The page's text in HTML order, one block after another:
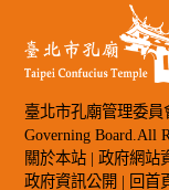
臺北市孔廟管理委員
Governing Board.All
關於本站 | 政府網站
政府資訊公開 | 回首